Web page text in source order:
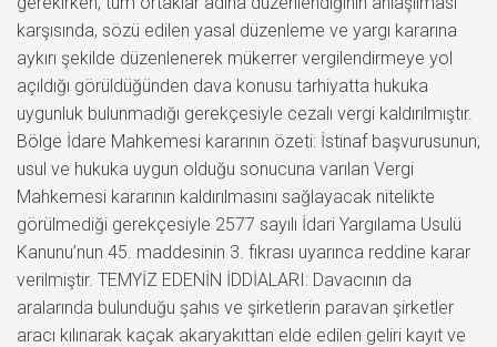
karşısında, sözü edilen yasal düzenleme ve yargı kararına
aykırı şekilde düzenlenerek mükerrer vergilendirmeye yol
açıldığı görüldüğünden dava konusu tarhiyatta hukuka
uygunluk bulunmadığı gerekçesiyle cezalı vergi kaldırılmıştır.
Bölge İdare Mahkemesi kararının özeti: İstinaf başvurusunun,
usul ve hukuka uygun olduğu sonucuna varılan Vergi
Mahkemesi kararının kaldırılmasını sağlayacak nitelikte
görülmediği gerekçesiyle 2577 sayılı İdari Yargılama Usulü
Kanunu’nun 45. maddesinin 3. fıkrası uyarınca reddine karar
verilmiştir. TEMYİZ EDENİN İDDİALARI: Davacının da
aralarında bulunduğu şahıs ve şirketlerin paravan şirketler
aracı kılınarak kaçak akaryakıttan elde edilen geliri kayıt ve